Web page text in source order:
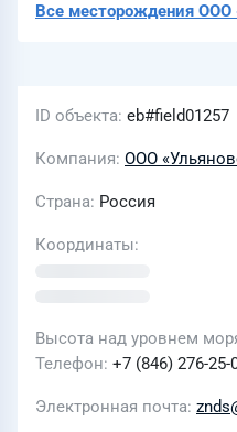
Все месторождения ООО
ID объекта eb#field01257
Компания ООО
Страна Россия
Координаты
Высота над уровнем
Телефон +7 (846) 276-25-
Электронная почта